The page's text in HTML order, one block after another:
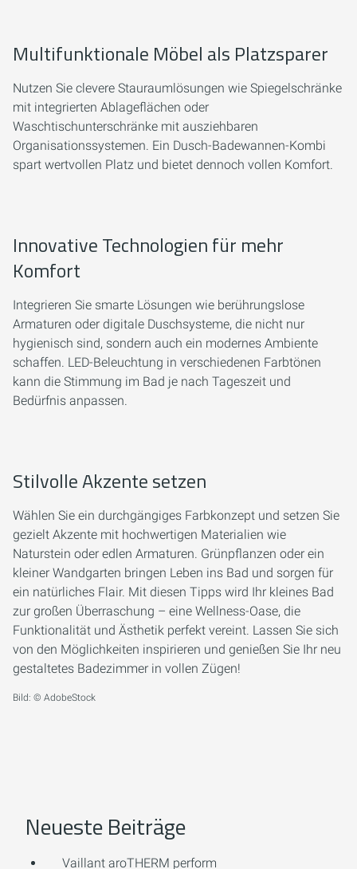
Multifunktionale Möbel als Platzsparer
Nutzen Sie clevere Stauraumlösungen wie Spiegelschränke
mit integrierten Ablageflächen oder
Waschtischunterschränke mit ausziehbaren
Organisationssystemen. Ein Dusch-Badewannen-Kombi
spart wertvollen Platz und bietet dennoch vollen Komfort.
Innovative Technologien für mehr
Komfort
Integrieren Sie smarte Lösungen wie berührungslose
Armaturen oder digitale Duschsysteme, die nicht nur
hygienisch sind, sondern auch ein modernes Ambiente
schaffen. LED-Beleuchtung in verschiedenen Farbtönen
kann die Stimmung im Bad je nach Tageszeit und
Bedürfnis anpassen.
Stilvolle Akzente setzen
Wählen Sie ein durchgängiges Farbkonzept und setzen Sie
gezielt Akzente mit hochwertigen Materialien wie
Naturstein oder edlen Armaturen. Grünpflanzen oder ein
kleiner Wandgarten bringen Leben ins Bad und sorgen für
ein natürliches Flair. Mit diesen Tipps wird Ihr kleines Bad
zur großen Überraschung – eine Wellness-Oase, die
Funktionalität und Ästhetik perfekt vereint. Lassen Sie sich
von den Möglichkeiten inspirieren und genießen Sie Ihr neu
gestaltetes Badezimmer in vollen Zügen!
Bild: © AdobeStock
Neueste Beiträge
Vaillant aroTHERM perform